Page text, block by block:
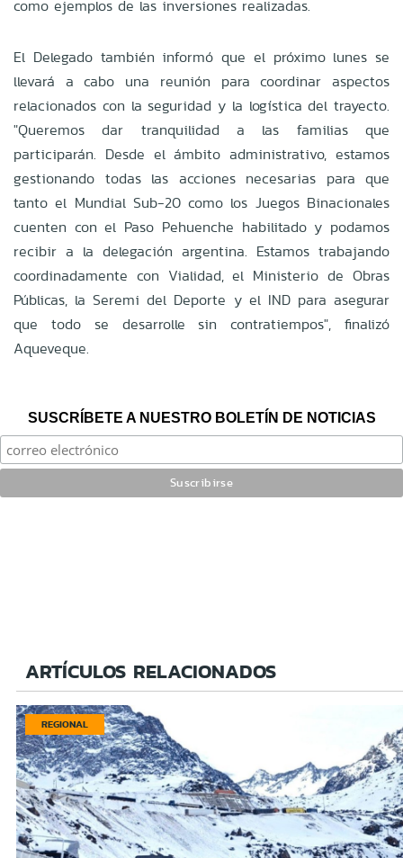
como ejemplos de las inversiones realizadas.
El Delegado también informó que el próximo lunes se
llevará a cabo una reunión para coordinar aspectos
relacionados con la seguridad y la logística del trayecto.
"Queremos dar tranquilidad a las familias que
participarán. Desde el ámbito administrativo, estamos
gestionando todas las acciones necesarias para que
tanto el Mundial Sub-20 como los Juegos Binacionales
cuenten con el Paso Pehuenche habilitado y podamos
recibir a la delegación argentina. Estamos trabajando
coordinadamente con Vialidad, el Ministerio de Obras
Públicas, la Seremi del Deporte y el IND para asegurar
que todo se desarrolle sin contratiempos", finalizó
Aqueveque.
SUSCRÍBETE A NUESTRO BOLETÍN DE NOTICIAS
ARTÍCULOS RELACIONADOS
REGIONAL